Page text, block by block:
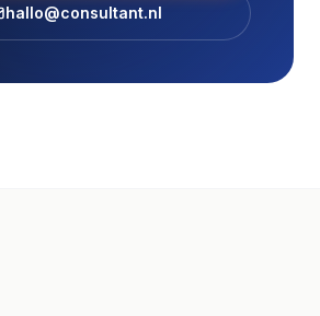
hallo@consultant.nl